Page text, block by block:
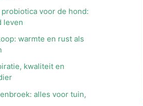
voor de hond:
leven
warmte en rust als
kwaliteit en
alles voor tuin,